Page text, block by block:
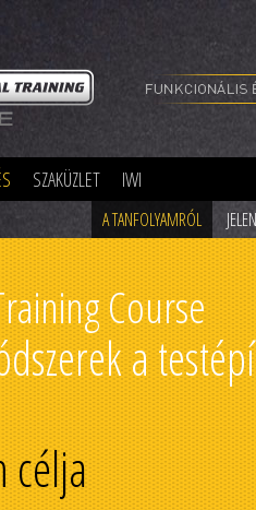
SZAKÜZLET IWI
A TANFOLYAMRÓL
Course
a
célja